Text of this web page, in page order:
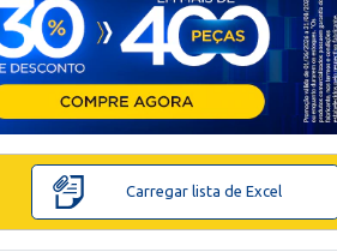
Carregar lista de Excel